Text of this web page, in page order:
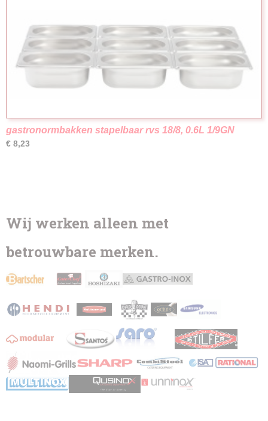
gastronormbakken stapelbaar rvs 18/8, 0.6L 1/9GN
€ 8,23
Wij werken alleen met
betrouwbare merken.